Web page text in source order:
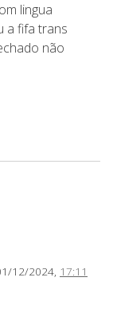
lingua
a fifa trans
não
12/2024, 17:11